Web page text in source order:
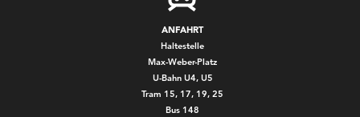
ANFAHRT
Haltestelle
Max-Weber-Platz
U-Bahn U4, U5
Tram 15, 17, 19, 25
Bus 148